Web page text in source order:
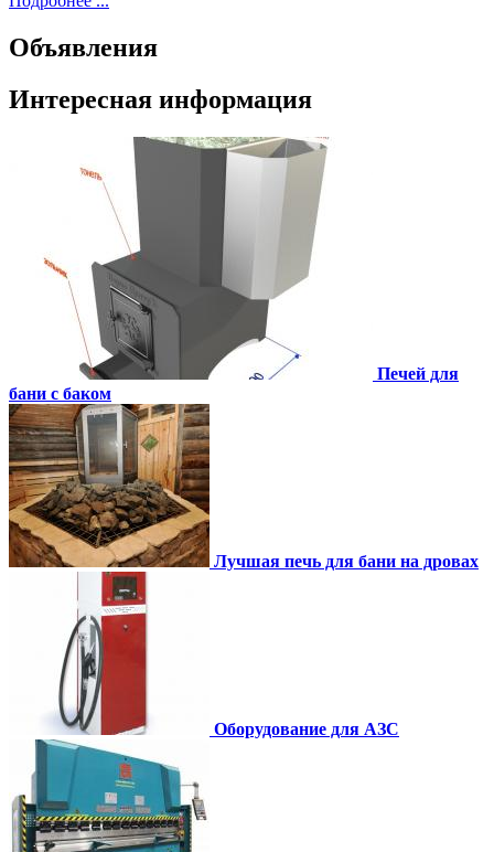
Объявления
Интересная информация
Печей для
бани с баком
Лучшая печь для бани на дровах
Оборудование для АЗС